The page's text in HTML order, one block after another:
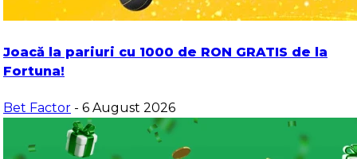
Joacă la pariuri cu 1000 de RON GRATIS de la
Fortuna!
Bet Factor - 6 August 2026